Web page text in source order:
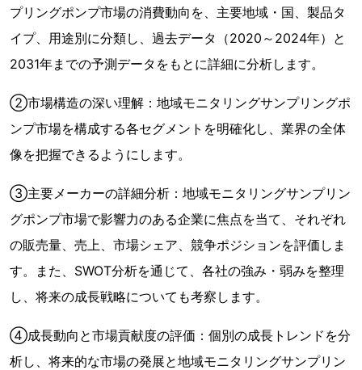
プリングポンプ市場の消費動向を、主要地域・国、製品タ
イプ、用途別に分類し、過去データ（2020～2024年）と
2031年までの予測データをもとに詳細に分析します。
②市場構造の深い理解：地域モニタリングサンプリングポ
ンプ市場を構成する各セグメントを明確化し、業界の全体
像を把握できるようにします。
③主要メーカーの詳細分析：地域モニタリングサンプリン
グポンプ市場で影響力のある企業に焦点を当て、それぞれ
の販売量、売上、市場シェア、競争ポジションを評価しま
す。また、SWOT分析を通じて、各社の強み・弱みを整理
し、将来の成長戦略についても考察します。
④成長動向と市場貢献度の評価：個別の成長トレンドを分
析し、将来的な市場の発展と地域モニタリングサンプリン